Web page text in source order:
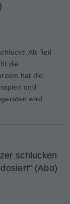
Als Teil
die
hat die
und
wird.
schlucken
(Abo)